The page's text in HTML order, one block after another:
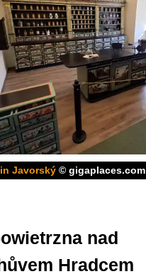
Javorský © gigaplaces.com
nad
Hradcem